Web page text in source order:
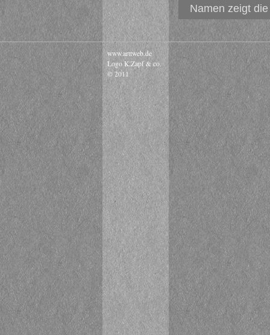
Namen zeigt
www.arttweb.de
Logo K.Zapf & co.
© 2011